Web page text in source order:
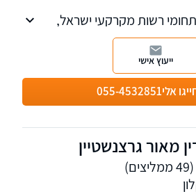
רשות מקרקעי ישראל,
וקיבוצים, מקרקעין,
מסחרי על כל רבדיו.
אלי055-4532851
ייעוץ אישי
מאור גרצנשטיין
(49 ממליצים)